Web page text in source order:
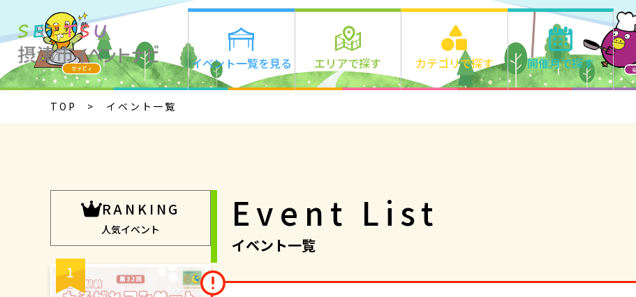
イベント一覧を見る エリアで探す カテゴリで探す 開催月で探す
TOP イベント一覧
RANKING
人気イベント Event List
イベント一覧